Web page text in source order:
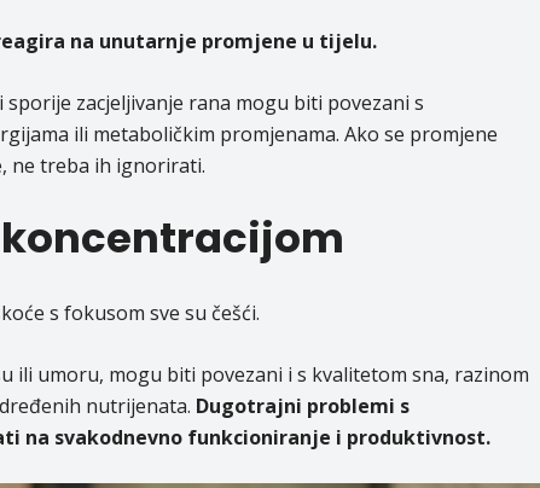
na unutarnje promjene u tijelu.
zacjeljivanje rana mogu biti povezani s
ili metaboličkim promjenama. Ako se promjene
ne treba ih ignorirati.
koncentracijom
s fokusom sve su češći.
ili umoru, mogu biti povezani i s kvalitetom sna, razinom
nutrijenata. Dugotrajni problemi s
na svakodnevno funkcioniranje i produktivnost.